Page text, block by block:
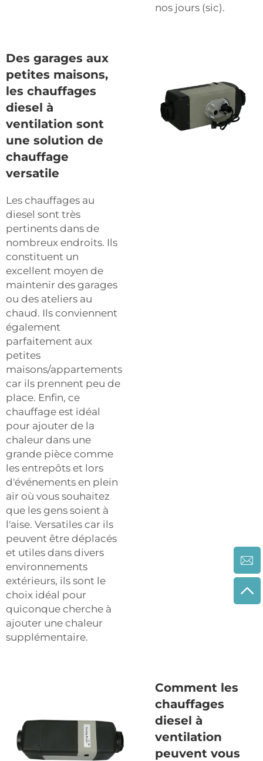
nos jours (sic).
Des garages aux
petites maisons,
les chauffages
diesel à
ventilation sont
une solution de
chauffage
versatile
Les chauffages au
diesel sont très
pertinents dans de
nombreux endroits. Ils
constituent un
excellent moyen de
maintenir des garages
ou des ateliers au
chaud. Ils conviennent
également
parfaitement aux
petites
maisons/appartements
car ils prennent peu de
place. Enfin, ce
chauffage est idéal
pour ajouter de la
chaleur dans une
grande pièce comme
les entrepôts et lors
d'événements en plein
air où vous souhaitez
que les gens soient à
l'aise. Versatiles car ils
peuvent être déplacés
et utiles dans divers
environnements
extérieurs, ils sont le
choix idéal pour
quiconque cherche à
ajouter une chaleur
supplémentaire.
Comment les
chauffages
diesel à
ventilation
peuvent vous